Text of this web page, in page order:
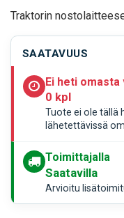
Traktorin
SAATAVUUS
Ei heti
0 kpl
Tuote ei ole tällä
lähetettävissä
Toimittajalla
Saatavilla
Arvioitu